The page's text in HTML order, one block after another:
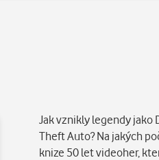
Jak vznikly legendy jako
Theft Auto? Na jakých
knize 50 let videoher,